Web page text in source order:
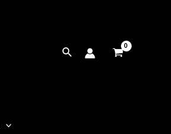
Buscar